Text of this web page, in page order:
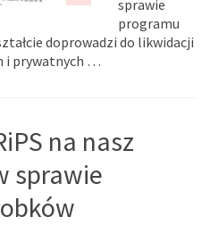
sprawie
programu
doprowadzi do likwidacji
i prywatnych …
na nasz
sprawie